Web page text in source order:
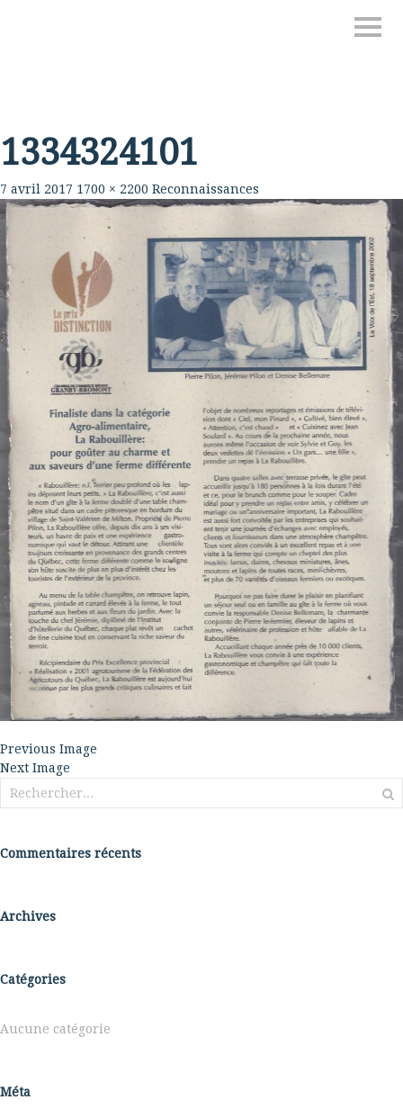
1334324101
7 avril 2017 1700 × 2200 Reconnaissances
Previous Image
Next Image
Rechercher :
Commentaires récents
Archives
Catégories
Aucune catégorie
Méta